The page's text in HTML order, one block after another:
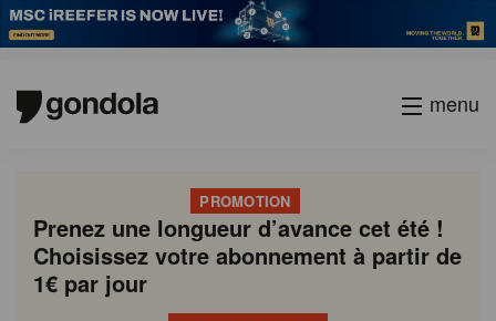
menu
PROMOTION
Prenez une longueur d’avance cet été !
Choisissez votre abonnement à partir de
1€ par jour